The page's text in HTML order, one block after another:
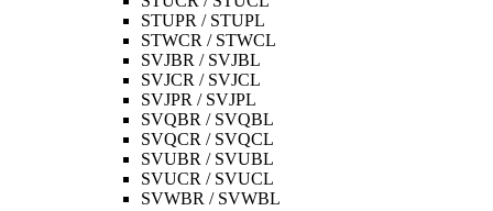
STUPR / STUPL
STWCR / STWCL
SVJBR / SVJBL
SVJCR / SVJCL
SVJPR / SVJPL
SVQBR / SVQBL
SVQCR / SVQCL
SVUBR / SVUBL
SVUCR / SVUCL
SVWBR / SVWBL